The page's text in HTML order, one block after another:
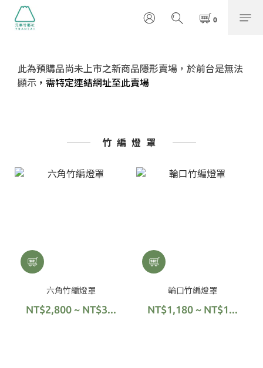
此為預購品尚未上市之新商品隱形賣場，於前台是無法
顯示 ，需特定連結網址至此賣場
竹編燈罩
六角竹編燈罩
NT$2,800 ~ NT$3...
輪口竹編燈罩
NT$1,180 ~ NT$1...